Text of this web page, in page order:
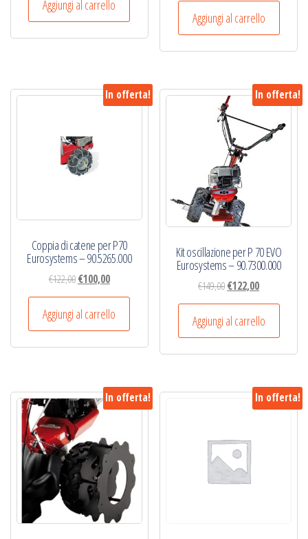
Aggiungi al carrello
originale
era:
€77,00.
attuale
è:
€67,00.
Aggiungi al carrello
In offerta!
Coppia di catene per P70
Eurosystems – 90.5265.000
€122,00Il
prezzo
originale
era:
€122,00.
€100,00Il
prezzo
attuale
è:
€100,00.
Aggiungi al carrello
In offerta!
Kit oscillazione per P 70 EVO
Eurosystems – 90.7300.000
€149,00Il
prezzo
originale
era:
€149,00.
€122,00Il
prezzo
attuale
è:
€122,00.
Aggiungi al carrello
In offerta! In offerta!